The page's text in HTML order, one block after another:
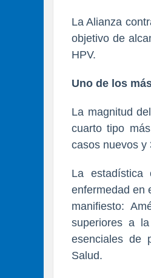
La Alianza
objetivo de
HPV.
Uno de los
La magnitud
cuarto tipo
casos nuevos y
La estadística
enfermedad en
manifiesto:
superiores a
esenciales de
Salud.